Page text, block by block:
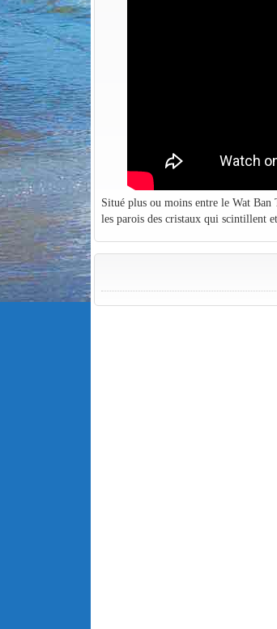
Situé plus ou moins entre le Wat
les parois des cristaux qui scintillent